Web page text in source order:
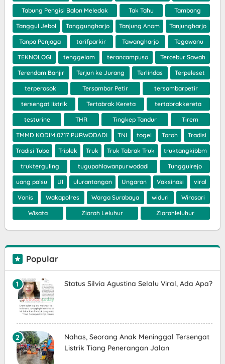
Tabung Pengisi Balon Meledak Tak Tahu Tambang
Tanggul Jebol Tanggungharjo Tanjung Anom Tanjungharjo
Tanpa Penjaga tarifparkir Tawangharjo Tegowanu
TEKNOLOGI tenggelam terancampuso Tercebur Sawah
Terendam Banjir Terjun ke Jurang Terlindas Terpeleset
terperosok Tersambar Petir tersambarpetir
tersengat listrik Tertabrak Kereta tertabrakkereta
testurine THR Tingkep Tandur Tirem
TMMD KODIM 0717 PURWODADI TNI togel Toroh Tradisi
Tradisi Tubo Triplek Truk Truk Tabrak Truk truktangkibbm
trukterguling tugupahlawanpurwodadi Tunggulrejo
uang palsu UI ulurantangan Ungaran Vaksinasi viral
Vonis Wakapolres Warga Surabaya widuri Wirosari
Wisata Ziarah Leluhur Ziarahleluhur
Popular
Status Silvia Agustina Selalu Viral, Ada Apa?
Nahas, Seorang Anak Meninggal Tersengat
Listrik Tiang Penerangan Jalan